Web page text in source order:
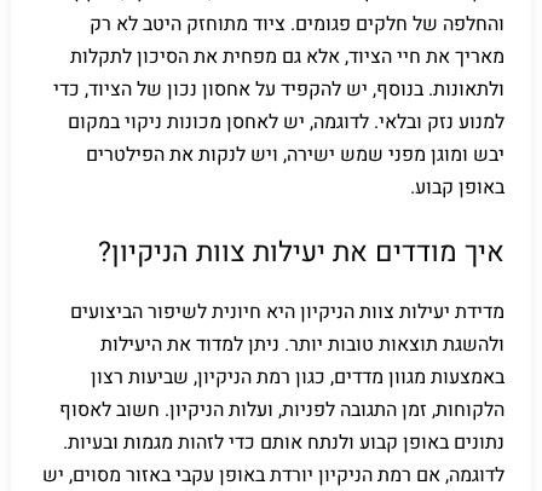
והחלפה של חלקים פגומים. ציוד מתוחזק היטב לא רק
מאריך את חיי הציוד, אלא גם מפחית את הסיכון לתקלות
ולתאונות. בנוסף, יש להקפיד על אחסון נכון של הציוד, כדי
למנוע נזק ובלאי. לדוגמה, יש לאחסן מכונות ניקוי במקום
יבש ומוגן מפני שמש ישירה, ויש לנקות את הפילטרים
באופן קבוע.
איך מודדים את יעילות צוות הניקיון?
מדידת יעילות צוות הניקיון היא חיונית לשיפור הביצועים
ולהשגת תוצאות טובות יותר. ניתן למדוד את היעילות
באמצעות מגוון מדדים, כגון רמת הניקיון, שביעות רצון
הלקוחות, זמן התגובה לפניות, ועלות הניקיון. חשוב לאסוף
נתונים באופן קבוע ולנתח אותם כדי לזהות מגמות ובעיות.
לדוגמה, אם רמת הניקיון יורדת באופן עקבי באזור מסוים, יש